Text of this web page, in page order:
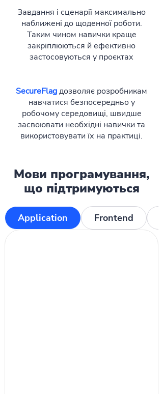
Завдання і сценарії максимально
наближені до щоденної роботи.
Таким чином навички краще
закріплюються й ефективно
застосовуються у проєктах
SecureFlagдозволяє розробникам
навчатися безпосередньо у
робочому середовищі, швидше
засвоювати необхідні навички та
використовувати їх на практиці.
Мови програмування,
що підтримуються
Application Frontend